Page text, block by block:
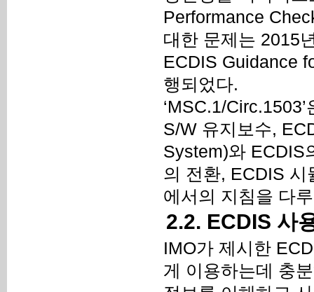
Performance
대한 문제는 2015
ECDIS Guidance
행되었다.
‘MSC.1/
S/W 유지보수,
System)와 ECDIS
의 전환, ECDIS 시
에서의 지침을 다
2.2. ECDIS 사
IMO가 제시한
게 이용하는데 충